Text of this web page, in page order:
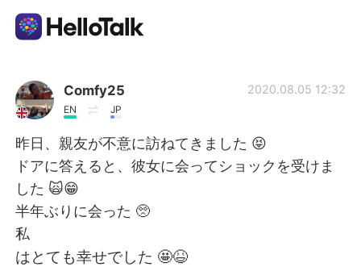
แอปแลกเปลี่ยนทางภาษา
AI Grammar Checker
ไทย
Comfy25
EN JP
2020.08.05 12:32
昨日、親友が不意に訪ねてきました 😝
ドアに答えると、彼女に会ってショックを受けま
した 🙀😁
半年ぶりに会った 🥺
私
はとても幸せでした 🤩😆